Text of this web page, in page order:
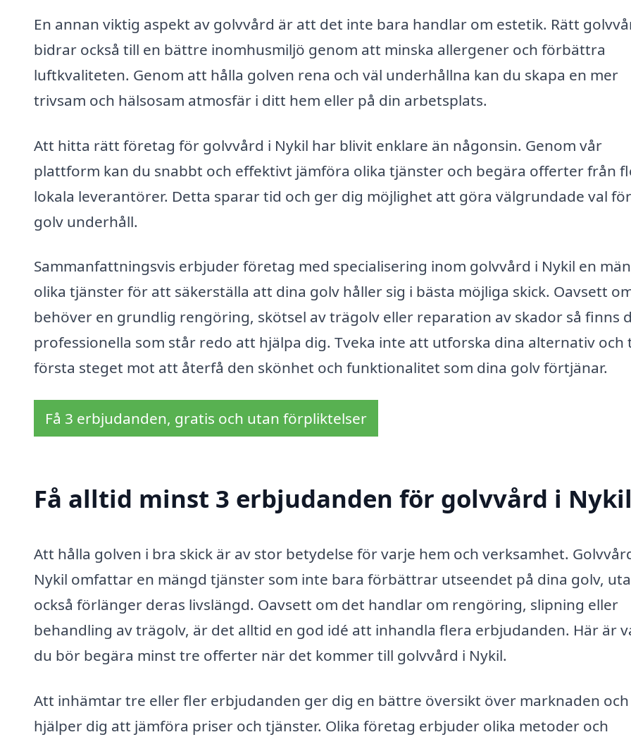
En annan viktig aspekt av golvvård är att det inte bara handlar om estetik. Rätt
bidrar också till en bättre inomhusmiljö genom att minska allergener och förbättra
luftkvaliteten. Genom att hålla golven rena och väl underhållna kan du skapa en mer
trivsam och hälsosam atmosfär i ditt hem eller på din arbetsplats.
Att hitta rätt företag för golvvård i Nykil har blivit enklare än någonsin. Genom vår
plattform kan du snabbt och effektivt jämföra olika tjänster och begära offerter från
lokala leverantörer. Detta sparar tid och ger dig möjlighet att göra välgrundade val
golv underhåll.
Sammanfattningsvis erbjuder företag med specialisering inom golvvård i Nykil en
olika tjänster för att säkerställa att dina golv håller sig i bästa möjliga skick. Oavsett
behöver en grundlig rengöring, skötsel av trägolv eller reparation av skador så finns
professionella som står redo att hjälpa dig. Tveka inte att utforska dina alternativ och
första steget mot att återfå den skönhet och funktionalitet som dina golv förtjänar.
Få 3 erbjudanden, gratis och utan förpliktelser
Få alltid minst 3 erbjudanden för golvvård i Nykil
Att hålla golven i bra skick är av stor betydelse för varje hem och verksamhet.
Nykil omfattar en mängd tjänster som inte bara förbättrar utseendet på dina golv,
också förlänger deras livslängd. Oavsett om det handlar om rengöring, slipning eller
behandling av trägolv, är det alltid en god idé att inhandla flera erbjudanden. Här är
du bör begära minst tre offerter när det kommer till golvvård i Nykil.
Att inhämtar tre eller fler erbjudanden ger dig en bättre översikt över marknaden och
hjälper dig att jämföra priser och tjänster. Olika företag erbjuder olika metoder och